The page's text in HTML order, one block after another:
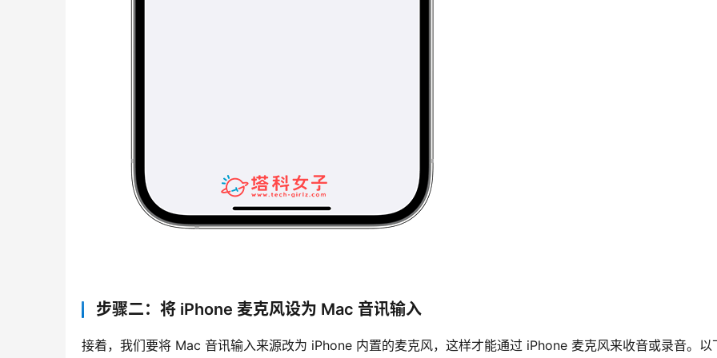
步骤二：将 iPhone 麦克风设为 Mac 音讯输入
接着，我们要将 Mac 音讯输入来源改为 iPhone 内置的麦克风，这样才能通过 iPhone 麦克风来收音或录音。以